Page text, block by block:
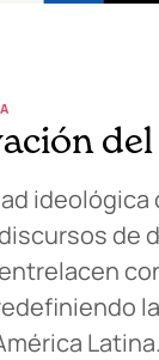
de
Latina.